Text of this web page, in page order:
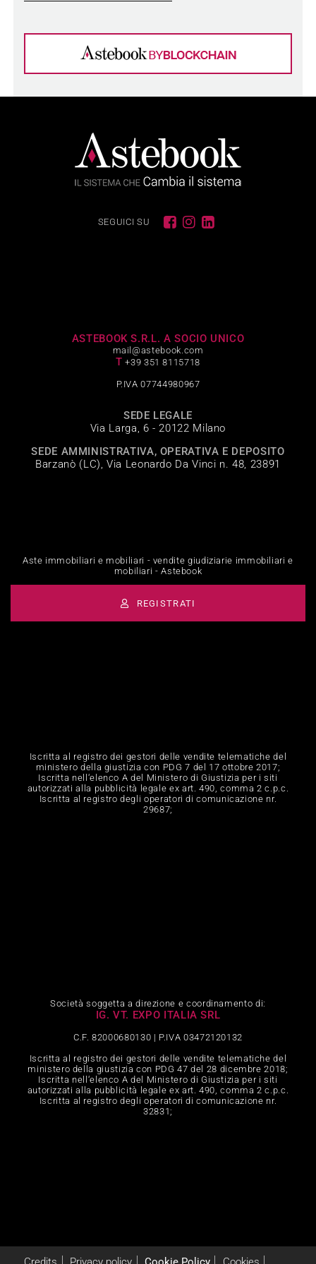
SEGUICI SU
ASTEBOOK S.R.L. A SOCIO UNICO
mail@astebook.com
T +39 351 8115718
P.IVA 07744980967
SEDE LEGALE
Via Larga, 6 - 20122 Milano
SEDE AMMINISTRATIVA, OPERATIVA E DEPOSITO
Barzanò (LC), Via Leonardo Da Vinci n. 48, 23891
Aste immobiliari e mobiliari - vendite giudiziarie immobiliari e
mobiliari - Astebook
REGISTRATI
Iscritta al registro dei gestori delle vendite telematiche del
ministero della giustizia con PDG 7 del 17 ottobre 2017;
Iscritta nell‘elenco A del Ministero di Giustizia per i siti
autorizzati alla pubblicità legale ex art. 490, comma 2 c.p.c.
Iscritta al registro degli operatori di comunicazione nr.
29687;
Società soggetta a direzione e coordinamento di:
IG. VT. EXPO ITALIA SRL
C.F. 82000680130 | P.IVA 03472120132
Iscritta al registro dei gestori delle vendite telematiche del
ministero della giustizia con PDG 47 del 28 dicembre 2018;
Iscritta nell‘elenco A del Ministero di Giustizia per i siti
autorizzati alla pubblicità legale ex art. 490, comma 2 c.p.c.
Iscritta al registro degli operatori di comunicazione nr.
32831;